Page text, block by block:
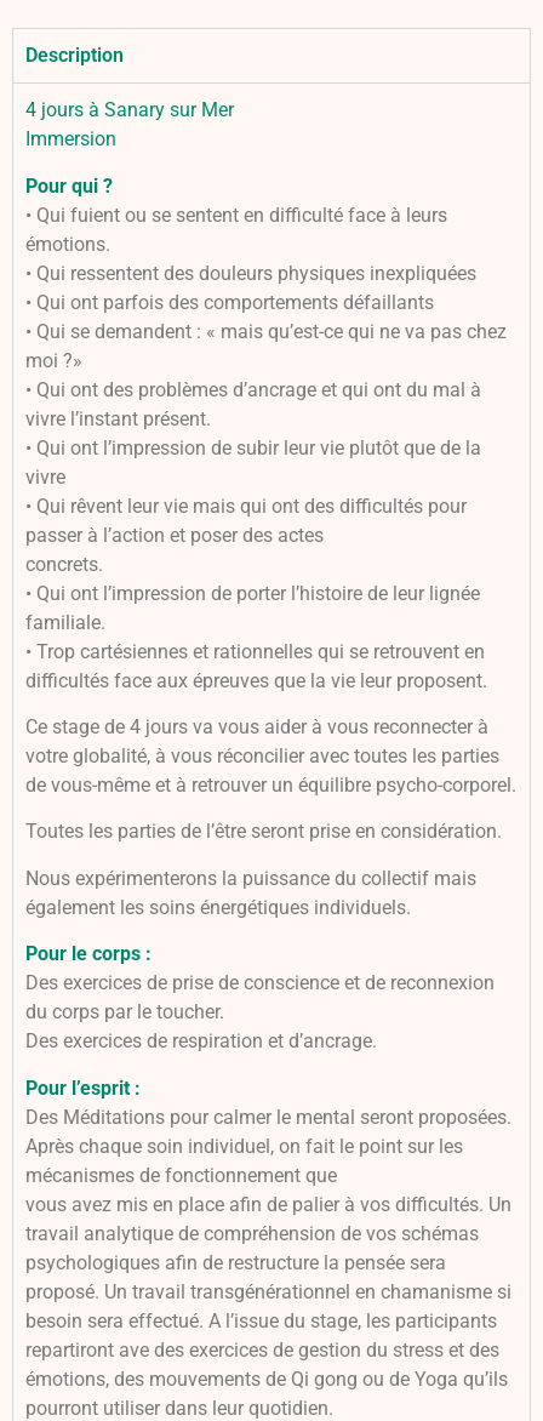
Description
4 jours à Sanary sur Mer
Immersion
Pour qui ?
• Qui fuient ou se sentent en difficulté face à leurs
émotions.
• Qui ressentent des douleurs physiques inexpliquées
• Qui ont parfois des comportements défaillants
• Qui se demandent : « mais qu’est-ce qui ne va pas chez
moi ?»
• Qui ont des problèmes d’ancrage et qui ont du mal à
vivre l’instant présent.
• Qui ont l’impression de subir leur vie plutôt que de la
vivre
• Qui rêvent leur vie mais qui ont des difficultés pour
passer à l’action et poser des actes
concrets.
• Qui ont l’impression de porter l’histoire de leur lignée
familiale.
• Trop cartésiennes et rationnelles qui se retrouvent en
difficultés face aux épreuves que la vie leur proposent.
Ce stage de 4 jours va vous aider à vous reconnecter à
votre globalité, à vous réconcilier avec toutes les parties
de vous-même et à retrouver un équilibre psycho-corporel.
Toutes les parties de l’être seront prise en considération.
Nous expérimenterons la puissance du collectif mais
également les soins énergétiques individuels.
Pour le corps :
Des exercices de prise de conscience et de reconnexion
du corps par le toucher.
Des exercices de respiration et d’ancrage.
Pour l’esprit :
Des Méditations pour calmer le mental seront proposées.
Après chaque soin individuel, on fait le point sur les
mécanismes de fonctionnement que
vous avez mis en place afin de palier à vos difficultés. Un
travail analytique de compréhension de vos schémas
psychologiques afin de restructure la pensée sera
proposé. Un travail transgénérationnel en chamanisme si
besoin sera effectué. A l’issue du stage, les participants
repartiront ave des exercices de gestion du stress et des
émotions, des mouvements de Qi gong ou de Yoga qu’ils
pourront utiliser dans leur quotidien.